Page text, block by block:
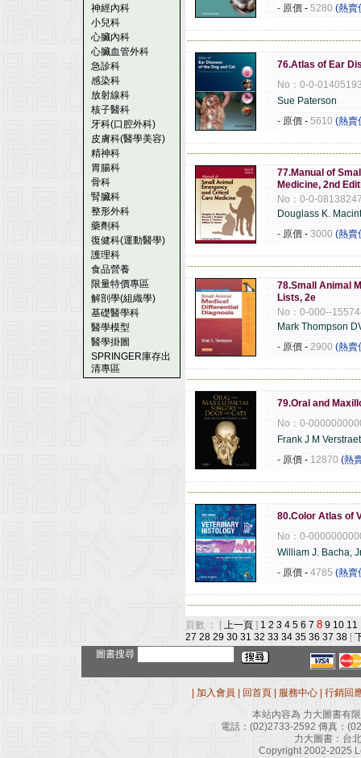
神經內科
小兒科
心臟內科
心臟血管外科
急診科
感染科
放射線科
核子醫科
牙科(口腔外科)
皮膚科(醫學美容)
精神科
胃腸科
骨科
腎臟科
整形外科
藥劑科
復健科(運動醫學)
護理科
食品營養
限量特價專區
解剖學(組織學)
基礎醫學科
醫學模型
醫學掛圖
SPRINGER庫存出
清專區
- 原價 - 5280 (熱賣
76.Atlas of Ear
No：0-0-
Sue Paterson
- 原價 - 5610 (熱賣
77.Manual of
Medicine, 2nd
No：0-0-
Douglass K.
- 原價 - 3000 (熱賣
78.Small Animal
Lists, 2e
No：0-000--
Mark Thompson
- 原價 - 2900 (熱賣
79.Oral and
No：0-
Frank J M
- 原價 - 12870 (熱
80.Color Atlas of
No：0-
William J. Bacha,
- 原價 - 4785 (熱賣
頁數 ： [ 上一頁 ] 1 2 3 4 5 6 7 8 9 10 11
27 28 29 30 31 32 33 34 35 36 37 38 [
圖書搜尋
加入會員 回首頁 服務中心
行銷回
本站內容為 力大圖書有
電話： (02)2733-2592 傳真：
力大圖書：台
Copyright 2002-2025